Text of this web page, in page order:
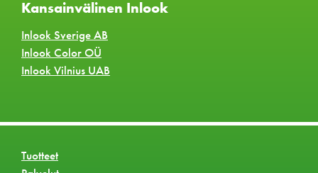
Kansainvälinen Inlook
Inlook Sverige AB
Inlook Color OÜ
Inlook Vilnius UAB
Tuotteet